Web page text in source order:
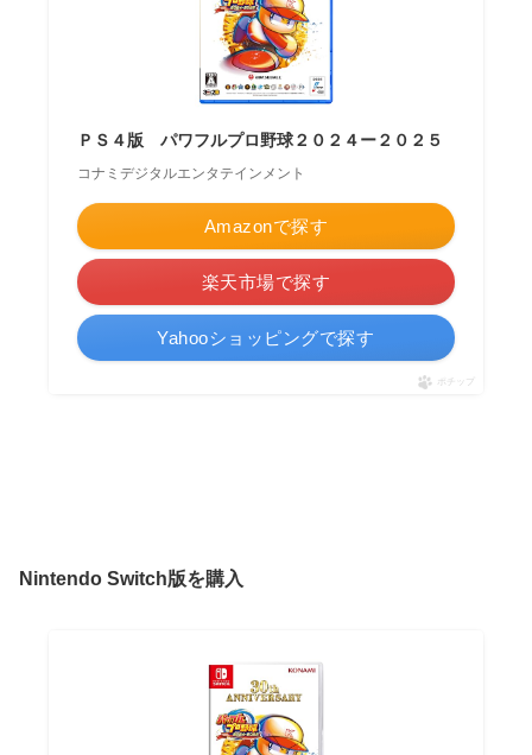
ＰＳ４版 パワフルプロ野球２０２４ー２０２５
コナミデジタルエンタテインメント
Amazonで探す
楽天市場で探す
Yahooショッピングで探す
ポチップ
Nintendo Switch版を購入